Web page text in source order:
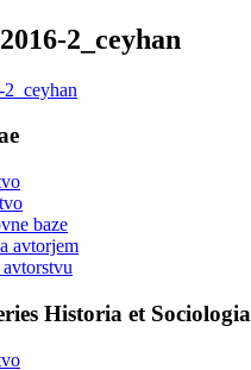
2_ceyhan
baze
avtorjem
Historia et Sociologia